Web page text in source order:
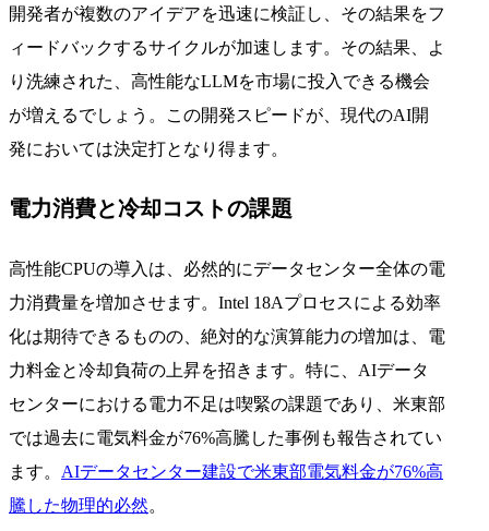
開発者が複数のアイデアを迅速に検証し、その結果をフ
ィードバックするサイクルが加速します。その結果、よ
り洗練された、高性能なLLMを市場に投入できる機会
が増えるでしょう。この開発スピードが、現代のAI開
発においては決定打となり得ます。
電力消費と冷却コストの課題
高性能CPUの導入は、必然的にデータセンター全体の電
力消費量を増加させます。Intel 18Aプロセスによる効率
化は期待できるものの、絶対的な演算能力の増加は、電
力料金と冷却負荷の上昇を招きます。特に、AIデータ
センターにおける電力不足は喫緊の課題であり、米東部
では過去に電気料金が76%高騰した事例も報告されてい
ます。 AIデータセンター建設で米東部電気料金が76%高
騰した物理的必然。